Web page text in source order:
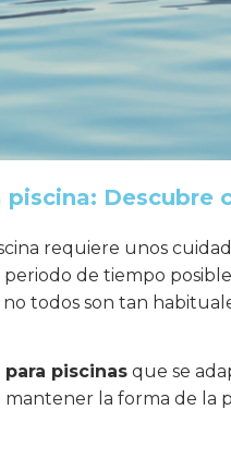
Descubre
requiere unos
de tiempo
todos son tan
piscinasque se
la forma de la